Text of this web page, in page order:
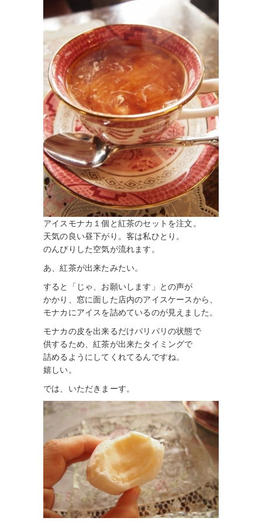
アイスモナカ１個と紅茶のセットを注文。
天気の良い昼下がり。客は私ひとり。
のんびりした空気が流れます。
あ、紅茶が出来たみたい。
すると「じゃ、お願いします」との声が
かかり、窓に面した店内のアイスケースから、
モナカにアイスを詰めているのが見えました。
モナカの皮を出来るだけパリパリの状態で
供するため、紅茶が出来たタイミングで
詰めるようにしてくれてるんですね。
嬉しい。
では、いただきまーす。